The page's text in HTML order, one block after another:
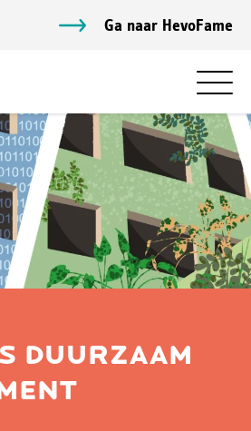
Ga naar HevoFame
DUURZAAM